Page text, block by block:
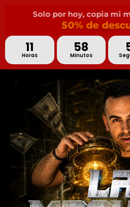
Solo por hoy, copia mi
50% de
11
Horas
58
Minutos